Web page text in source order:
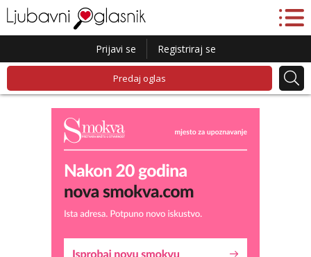
Prijavi se Registriraj se
Predaj oglas